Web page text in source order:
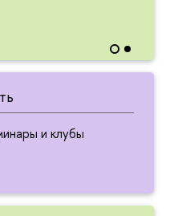
и клубы